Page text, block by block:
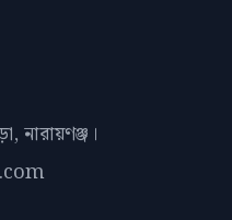
নারায়ণঞ্জ।